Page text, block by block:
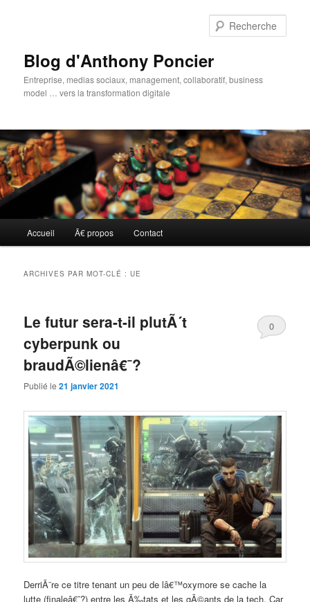
Blog d'Anthony Poncier
Entreprise, medias sociaux, management, collaboratif, business
model … vers la transformation digitale
principal
Accueil Ã€ propos Contact
ARCHIVES PAR MOT-CLÉ :UE
Le futur sera-t-il plutÃ´t
cyberpunk ou
braudÃ©lienâ€¯?
Publié le21 janvier 2021
0
DerriÃ¨re ce titre tenant un peu de lâ€™oxymore se cache la
lutte (finaleâ€¯?) entre les Ã‰tats et les gÃ©ants de la tech. Car